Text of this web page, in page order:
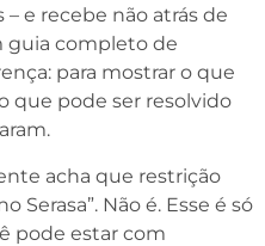
e recebe não atrás de
guia completo de
para mostrar o que
que pode ser resolvido
acha que restrição
Serasa”. Não é. Esse é só
pode estar com